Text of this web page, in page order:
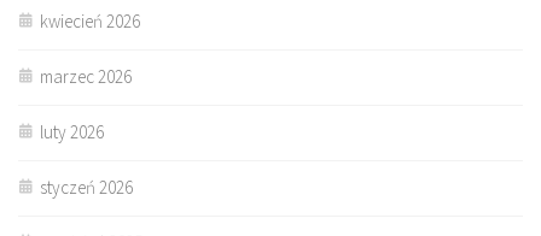
kwiecień 2026
marzec 2026
luty 2026
styczeń 2026